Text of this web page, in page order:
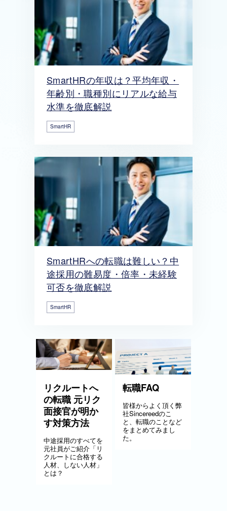
SmartHRの年収は？平均年収・
年齢別・職種別にリアルな給与
水準を徹底解説
SmartHR
SmartHRへの転職は難しい？中
途採用の難易度・倍率・未経験
可否を徹底解説
SmartHR
リクルートへ
の転職 元リク
面接官が明か
す対策方法
中途採用のすべてを
元社員がご紹介「リ
クルートに合格する
人材、しない人材」
とは？
転職FAQ
皆様からよく頂く弊
社Sincereedのこ
と、転職のことなど
をまとめてみまし
た。